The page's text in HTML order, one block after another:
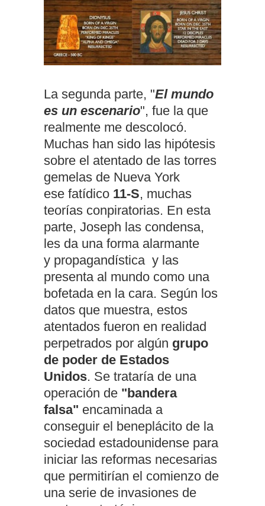
La segunda parte, "El mundo
es un escenario", fue la que
realmente me descolocó.
Muchas han sido las hipótesis
sobre el atentado de las torres
gemelas de Nueva York
ese fatídico 11-S, muchas
teorías conpiratorias. En esta
parte, Joseph las condensa,
les da una forma alarmante
y propagandísticay las
presenta al mundo como una
bofetada en la cara. Según los
datos que muestra, estos
atentados fueron en realidad
perpetrados por algún grupo
de poder de Estados
Unidos. Se trataría de una
operación de "bandera
falsa" encaminada a
conseguir el beneplácito de la
sociedad estadounidense para
iniciar las reformas necesarias
que permitirían el comienzo de
una serie de invasiones de